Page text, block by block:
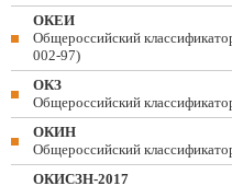
ОКЕИ
Общероссийский
002-97)
ОКЗ
Общероссийский
ОКИН
Общероссийский
ОКИСЗН-2017